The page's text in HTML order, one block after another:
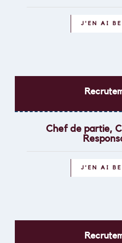
J'EN AI
Chef de partie,
J'EN AI